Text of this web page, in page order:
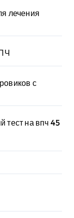
лечения
с
тест на впч 45